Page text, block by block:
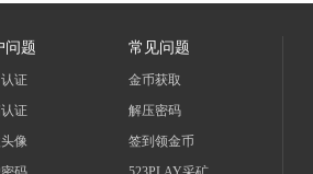
问题
证
证
像
常见问题
金币获取
解压密码
签到领金币